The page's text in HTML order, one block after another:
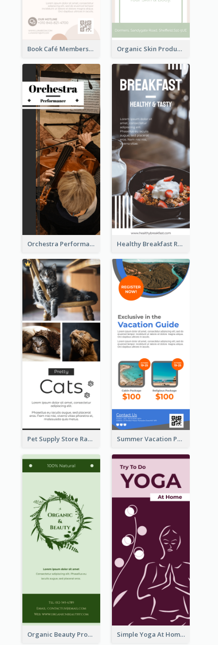
Book Café Membership Promote Rack Card Organic Skin Product Sale Rack Card
Orchestra Performance Rack Card Healthy Breakfast Rack Card
Pet Supply Store Rack Card Summer Vacation Package Rack Card
Organic Beauty Product Rack Card Simple Yoga At Home Rack Card